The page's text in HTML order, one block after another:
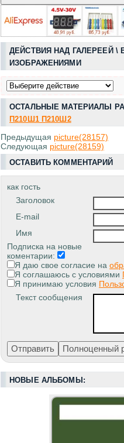
ДЕЙСТВИЯ НАД ГАЛЕРЕЕЙ
ИЗОБРАЖЕНИЯМИ
ОСТАЛЬНЫЕ МАТЕРИАЛЫ
П210Ш1 П210Ш2
Предыдущая picture(28157)
Следующая picture(28159)
ОСТАВИТЬ КОММЕНТАРИЙ
как гость
Заголовок
E-mail
Имя
Подписка на новые
коментарии:
Я даю свое согласие на
Я соглашаюсь с условиями
Я принимаю условия
Текст сообщения
НОВЫЕ АЛЬБОМЫ: